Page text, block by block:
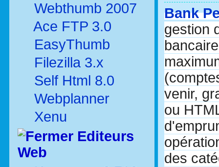
Webthumb 2007
Ace FTP 3.0
EasyThumb
Filezilla 3.x
Self Html 8.0
Webplanner
Xenu
Editeurs
Web
Bank
gestion
venir,
ou
des